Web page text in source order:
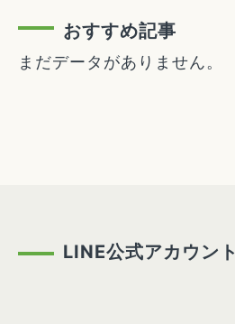
おすすめ記事
まだデータがありません。
LINE公式アカウント